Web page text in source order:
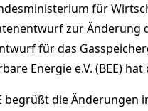
für
zur Änderung
für das
Energie e.V. (BEE)
begrüßt die Änderungen